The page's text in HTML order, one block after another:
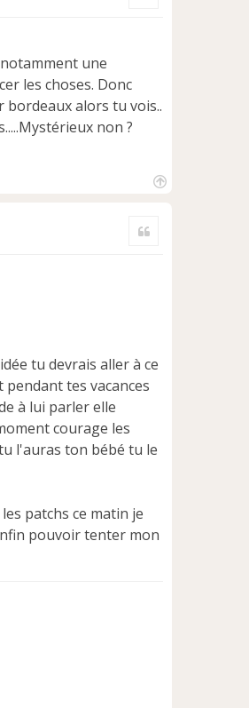
une
les choses. Donc
bordeaux alors tu vois..
non ?
tu devrais aller à ce
tes vacances
à lui parler elle
courage les
l'auras ton bébé tu le
patchs ce matin je
pouvoir tenter mon